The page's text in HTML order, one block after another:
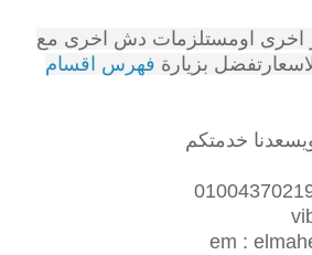
اخرى اومستلزمات دش اخرى مع
بزيارة فهرس اقسام
خدمتكم
em :